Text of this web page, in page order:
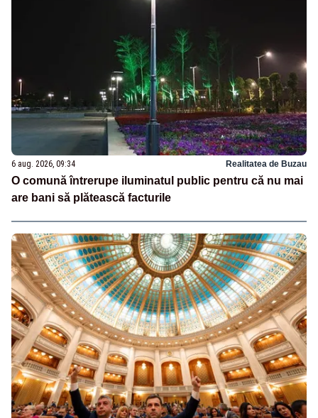
6 aug. 2026, 09:34 Realitatea de Buzau
O comună întrerupe iluminatul public pentru că nu mai
are bani să plătească facturile